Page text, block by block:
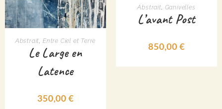
LIRE LA SUITE
Abstrait Entre Ciel et Terre
Le Large en
Latence
350,00 €
AJOUTER AU PANIER
Abstrait, Ganivelles
L’avant Post
850,00 €